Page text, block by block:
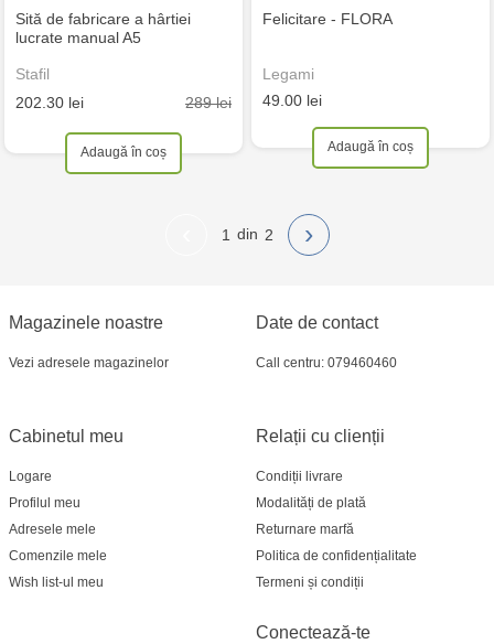
Sită de fabricare a hârtiei
lucrate manual A5
Stafil
202.30 lei
289 lei
Adaugă în coș
Felicitare - FLORA
Legami
49.00 lei
Adaugă în coș
1 2 ›
Magazinele noastre
Vezi adresele magazinelor
Relații cu clienții
Condiții livrare
Modalități de plată
Returnare marfă
Politica de confidențialitate
Termeni și condiții
Cabinetul meu
Logare
Profilul meu
Adresele mele
Comenzile mele
Wish list-ul meu
Date de contact
Call centru: 079460460
Conectează-te